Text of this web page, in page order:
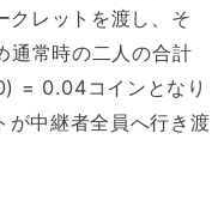
クレットを渡し、そ
通常時の二人の合計
= 0.04コインとなり
が中継者全員へ行き渡